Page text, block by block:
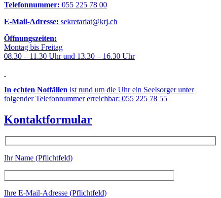
Telefonnummer: 055 225 78 00
E-Mail-Adresse: sekretariat@krj.ch
Öffnungszeiten:
Montag bis Freitag
08.30 – 11.30 Uhr und 13.30 – 16.30 Uhr
In echten Notfällen ist rund um die Uhr ein Seelsorger unter
folgender Telefonnummer erreichbar: 055 225 78 55
Kontaktformular
Ihr Name (Pflichtfeld)
Ihre E-Mail-Adresse (Pflichtfeld)